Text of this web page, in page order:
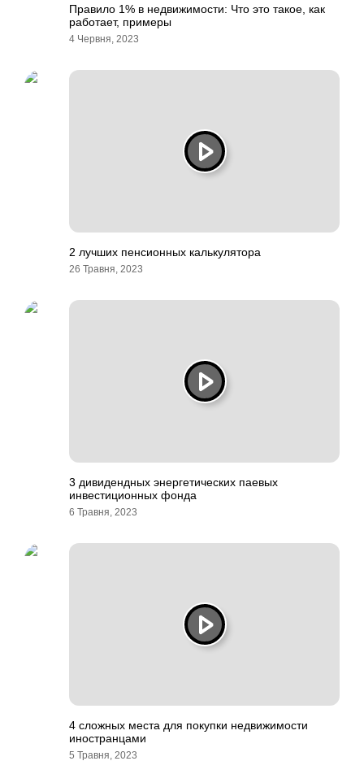
Правило 1% в недвижимости: Что это такое, как
работает, примеры
4 Червня, 2023
2 лучших пенсионных калькулятора
26 Травня, 2023
3 дивидендных энергетических паевых
инвестиционных фонда
6 Травня, 2023
4 сложных места для покупки недвижимости
иностранцами
5 Травня, 2023